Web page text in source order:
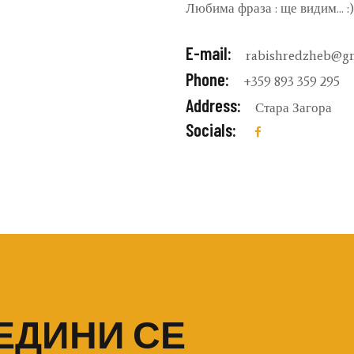
Любима фраза : ще видим... :)
E-mail:
Phone: +359 893 359 295
Address: Стара Загора
Socials:
СЕ